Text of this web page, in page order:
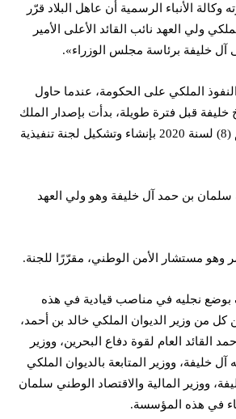
الأنباء الرسمية أن عاهل البلاد قرّر
ولي العهد نائب القائد الأعلى الأمير
خليفة برئاسة مجلس الوزراء».
الملكي على الحكومة، عندما حاول
خليفة قبل فترة طويلة، بدأت بإصدار الملك
حمد أمرًا ملكيًا تحت رقم (8) لسنة 2020 بإنشاء وتشكيل لجنة تنفيذية
سلمان بن حمد آل خليفة وهو ولي العهد
وهو مستشار الأمن الوطني، مقرّرًا للجنة.
بوضع نجليه في مناصب قيادية في هذه
كل من وزير الديوان الملكي خالد بن أحمد،
القائد العام لقوة دفاع البحرين، ووزير
آل خليفة، ووزير المتابعة بالديوان الملكي
ووزير المالية والاقتصاد الوطني سلمان
في هذه المؤسسة.